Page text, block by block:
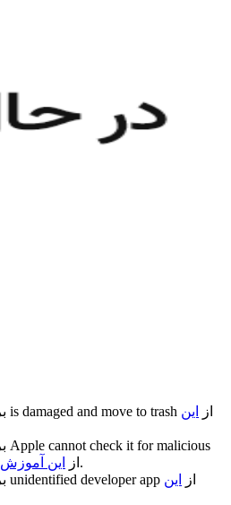
is damaged and move to trash از
این
Apple cannot check it for malicious
از این آموزش
استفاده کنید.
unidentified developer app از
این